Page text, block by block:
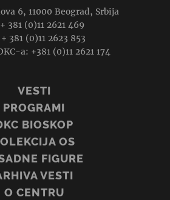
6, 11000 Beograd, Srbija
381 (0)11 2621 469
381 (0)11 2623 853
a: +381 (0)11 2621 174
VESTI
PROGRAMI
BIOSKOP
OS
FIGURE
VESTI
O CENTRU